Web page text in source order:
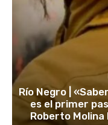
Río Negro |
es el primer
Roberto Molina